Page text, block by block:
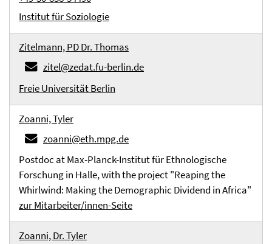
Institut für Soziologie
Zitelmann, PD Dr. Thomas
zitel@zedat.fu-berlin.de
Freie Universität Berlin
Zoanni, Tyler
zoanni@eth.mpg.de
Postdoc at Max-Planck-Institut für Ethnologische
Forschung in Halle, with the project "Reaping the
Whirlwind: Making the Demographic Dividend in Africa"
zur Mitarbeiter/innen-Seite
Zoanni, Dr. Tyler